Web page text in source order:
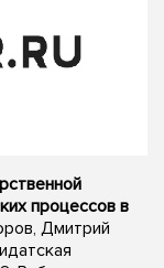
процессов в
Дмитрий